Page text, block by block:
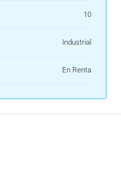
10
Industrial
En Renta